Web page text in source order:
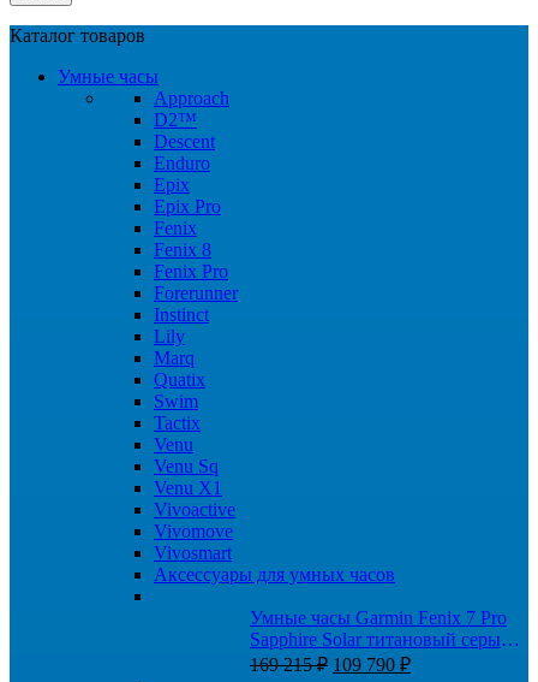
Каталог товаров
Умные часы
Approach
D2™
Descent
Enduro
Epix
Epix Pro
Fenix
Fenix 8
Fenix Pro
Forerunner
Instinct
Lily
Marq
Quatix
Swim
Tactix
Venu
Venu Sq
Venu X1
Vivoactive
Vivomove
Vivosmart
Аксессуары для умных часов
Умные часы Garmin Fenix 7 Pro
Sapphire Solar титановый серый с
коричневым кожаным ремешком
169 215₽ Первоначальная
109 790 ₽Текущая